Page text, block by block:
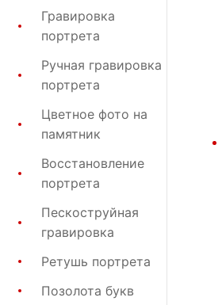
Гравировка
портрета
Ручная гравировка
портрета
Цветное фото на
памятник
Восстановление
портрета
Пескоструйная
гравировка
Ретушь портрета
Позолота букв